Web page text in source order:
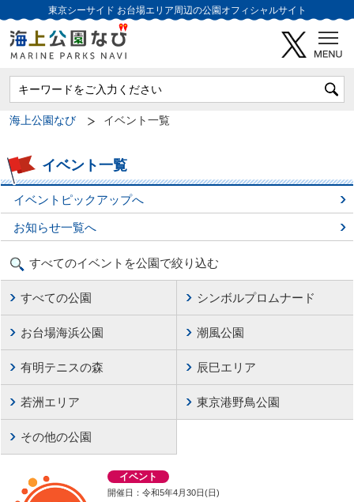
東京シーサイド お台場エリア周辺の公園オフィシャルサイト
海上公園なび イベント一覧
イベント一覧
イベントピックアップへ
お知らせ一覧へ
すべてのイベントを公園で絞り込む
すべての公園 シンボルプロムナード
お台場海浜公園 潮風公園
有明テニスの森 辰巳エリア
若洲エリア 東京港野鳥公園
その他の公園
イベント
開催日：令和5年4月30日(日)